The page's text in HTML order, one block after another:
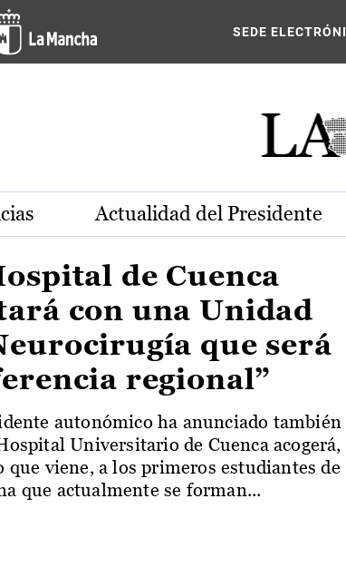
la región de Castilla-
SEDE
Actualidad del Presidente
de Cuenca
con una Unidad
que será
regional”
autonómico ha anunciado también
Universitario de Cuenca acogerá,
que viene, a los primeros estudiantes de
que actualmente se forman...